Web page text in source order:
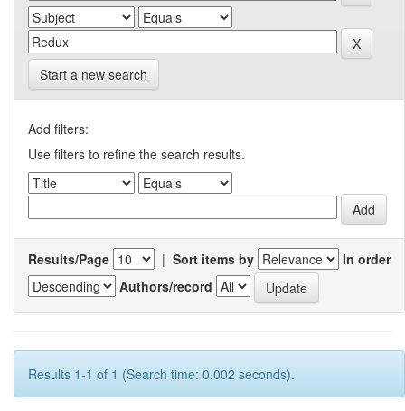
Start a new search
Add filters:
Use filters to refine the search results.
Results/Page | Sort items by
In order
Authors/record
Results 1-1 of 1 (Search time: 0.002 seconds).